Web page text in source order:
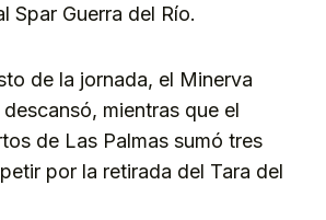
Spar Guerra del Río.
de la jornada, el Minerva
mientras que el
de Las Palmas sumó tres
por la retirada del Tara del